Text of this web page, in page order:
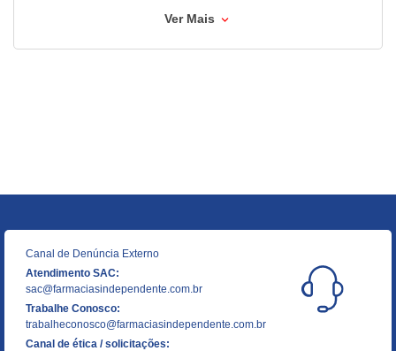
Ver Mais
Canal de Denúncia Externo
Atendimento SAC:
sac@farmaciasindependente.com.br
Trabalhe Conosco:
trabalheconosco@farmaciasindependente.com.br
Canal de ética / solicitações: